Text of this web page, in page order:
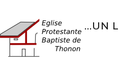
...UN